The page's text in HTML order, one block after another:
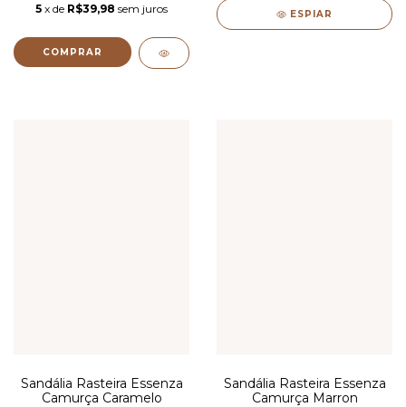
5 x de R$39,98 sem juros
COMPRAR
ESPIAR
Sandália Rasteira Essenza
Camurça Caramelo
Sandália Rasteira Essenza
Camurça Marron